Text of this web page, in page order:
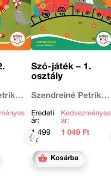
Szó-játék – 1.
osztály
Szendreiné Petrik
Katalin
Eredeti
ár:
1 499
Ft
Kedvezményes
ár:
1 049 Ft
Kosárba